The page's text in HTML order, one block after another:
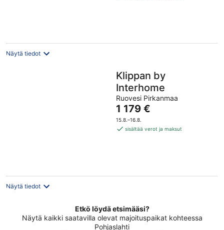
Näytä tiedot
Klippan by
Interhome
Ruovesi Pirkanmaa
Hinta
on
1 179 €
1 179 €
15.8.–16.8.
sisältää verot ja maksut
Näytä tiedot
Etkö löydä etsimääsi?
Näytä kaikki saatavilla olevat majoituspaikat kohteessa
Pohjaslahti